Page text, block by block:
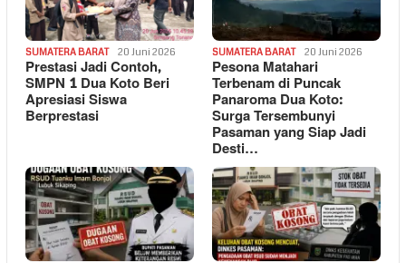
SUMATERA BARAT 20 Juni 2026
Prestasi Jadi Contoh,
SMPN 1 Dua Koto Beri
Apresiasi Siswa
Berprestasi
SUMATERA BARAT 20 Juni 2026
Pesona Matahari
Terbenam di Puncak
Panaroma Dua Koto:
Surga Tersembunyi
Pasaman yang Siap Jadi
Desti…